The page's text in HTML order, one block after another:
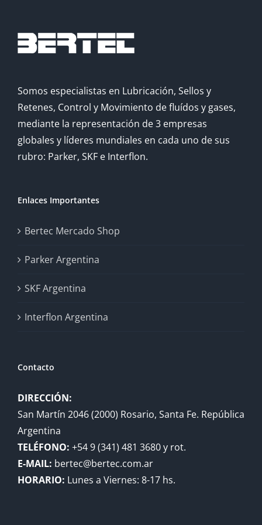
Somos especialistas en Lubricación, Sellos y
Retenes, Control y Movimiento de fluídos y gases,
mediante la representación de 3 empresas
globales y líderes mundiales en cada uno de sus
rubro: Parker, SKF e Interflon.
Enlaces Importantes
Bertec Mercado Shop
Parker Argentina
SKF Argentina
Interflon Argentina
Contacto
DIRECCIÓN:
San Martín 2046 (2000) Rosario, Santa Fe. República
Argentina
TELÉFONO: +54 9 (341) 481 3680 y rot.
E-MAIL: bertec@bertec.com.ar
HORARIO: Lunes a Viernes: 8-17 hs.